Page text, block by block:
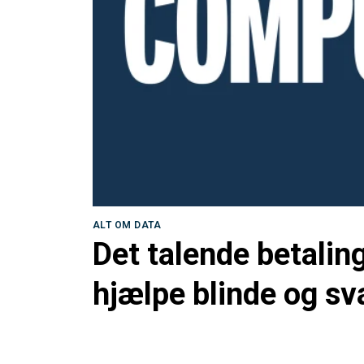
ALT OM DATA
Det talende
hjælpe blinde og